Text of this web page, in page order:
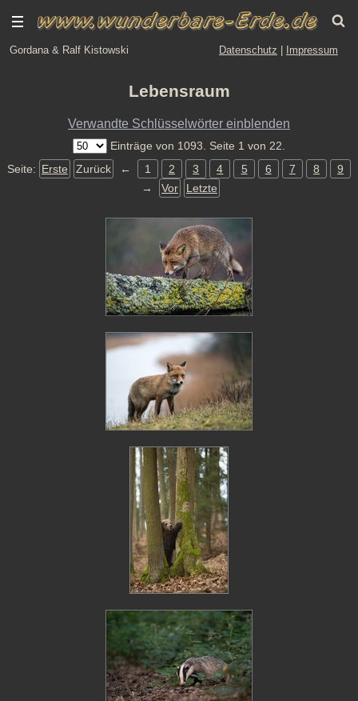
Gordana & Ralf Kistowski Datenschutz Impressum
Lebensraum
Verwandte Schlüsselwörter einblenden
Einträge von 1093. Seite 1 von 22.
Seite: Erste Zurück ← 1 2 3 4 5 6 7 8
9
→
Vor Letzte